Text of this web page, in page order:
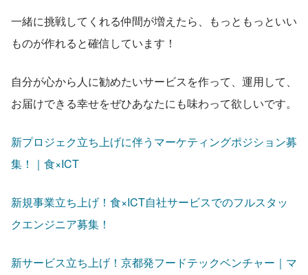
一緒に挑戦してくれる仲間が増えたら、もっともっといい
ものが作れると確信しています！
自分が心から人に勧めたいサービスを作って、運用して、
お届けできる幸せをぜひあなたにも味わって欲しいです。
新プロジェク立ち上げに伴うマーケティングポジション募
集！｜食×ICT
新規事業立ち上げ！食×ICT自社サービスでのフルスタッ
クエンジニア募集！
新サービス立ち上げ！京都発フードテックベンチャー｜マ